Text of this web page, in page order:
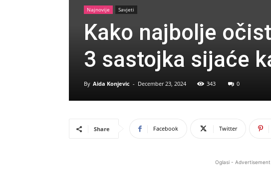
Najnovije Savjeti
Kako najbolje
3 sastojka sijaće
By Aida Konjevic - December 23, 2024 343 0
Share Facebook Twitter
Oglasi - Advertisement